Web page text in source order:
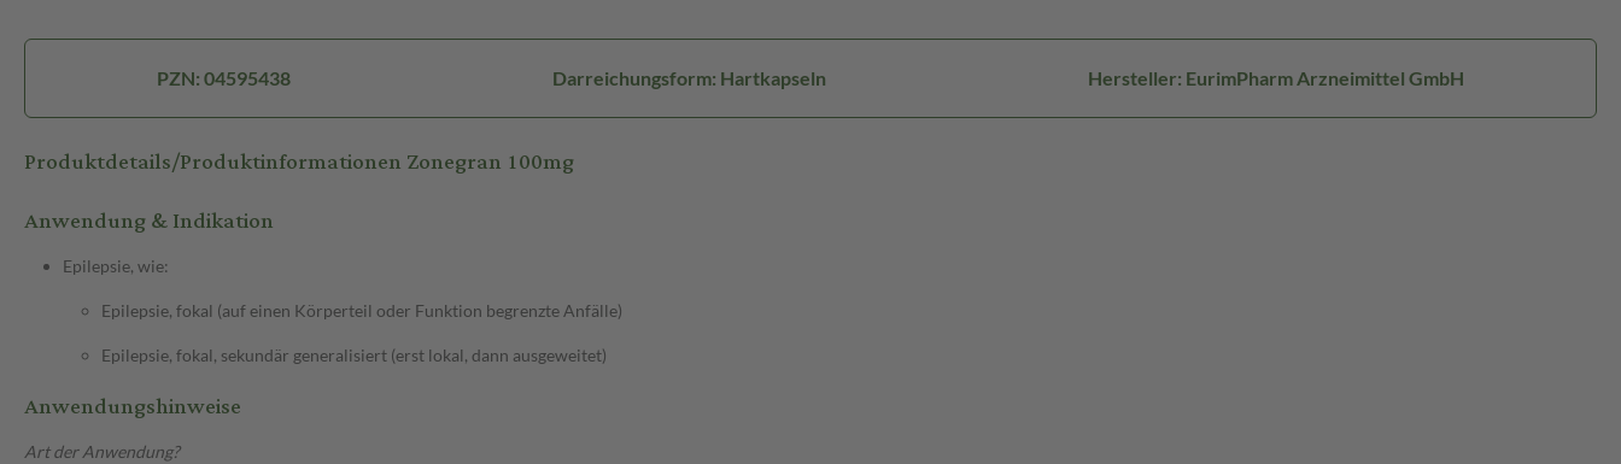
PZN: 04595438 Darreichungsform: Hartkapseln Hersteller: EurimPharm Arzneimittel GmbH
Produktdetails/Produktinformationen Zonegran 100mg
Anwendung & Indikation
Epilepsie, wie:
Epilepsie, fokal (auf einen Körperteil oder Funktion begrenzte Anfälle)
Epilepsie, fokal, sekundär generalisiert (erst lokal, dann ausgeweitet)
Anwendungshinweise
Art der Anwendung?